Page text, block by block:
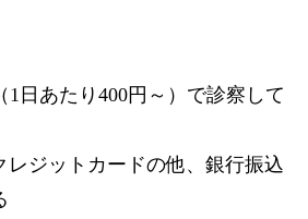
1日あたり400円～）で診察して
レジットカードの他、銀行振込